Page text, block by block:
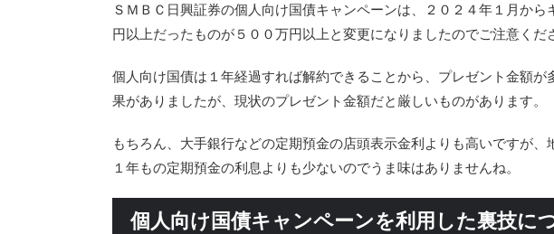
ＳＭＢＣ日興証券の個人向け国債キャンペーンは、２０２４年１月か
円以上だったものが５００万円以上と変更になりましたのでご注意くだ
個人向け国債は１年経過すれば解約できることから、プレゼント金額
果がありましたが、現状のプレゼント金額だと厳しいものがあります。
もちろん、大手銀行などの定期預金の店頭表示金利よりも高いですが
１年もの定期預金の利息よりも少ないのでうま味はありませんね。
個人向け国債キャンペーンを利用した裏技に